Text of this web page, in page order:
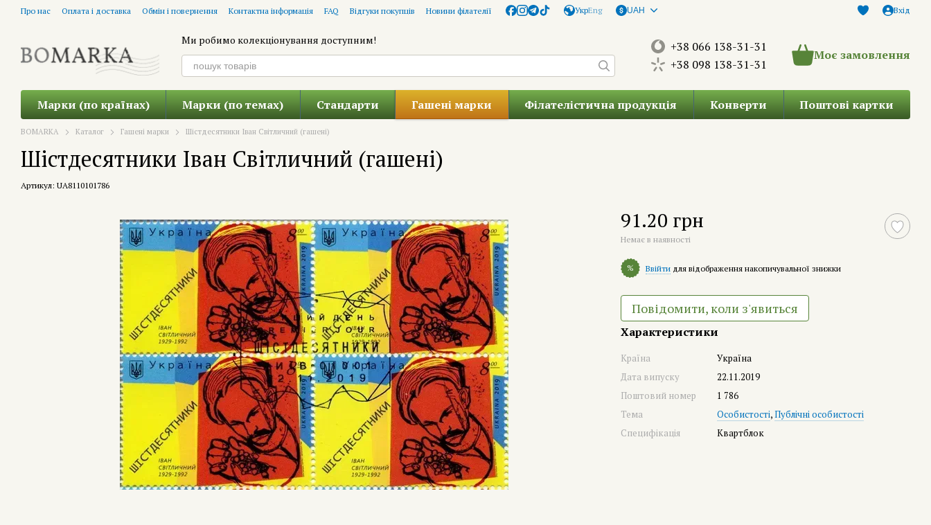
Перейти до основного контенту
Про нас Оплата і доставка Обмін і повернення Контактна інформація FAQ Відгуки покупців Новини філателії УкрEng UAH Вхід
Ми робимо колекціонування доступним!
+38 066 138-31-31
+38 098 138-31-31
Моє замовлення
Марки (по країнах) Марки (по темах) Стандарти Гашені марки Філателістична продукція Конверти Поштові картки
BOMARKA Каталог Гашені марки Шістдесятники Іван Світличний (гашені)
Шістдесятники Іван Світличний (гашені)
Артикул: UA8110101786
91.20 грн
Немає в наявності
% Ввійти для відображення накопичувальної знижки
Повідомити, коли з'явиться
Характеристики
Країна
Україна
Дата випуску
22.11.2019
Поштовий номер
1 786
Тема
Особистості,Публічні особистості
Специфікація
Квартблок